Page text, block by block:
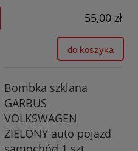
55,00 zł
do koszyka
Bombka szklana
GARBUS
VOLKSWAGEN
ZIELONY auto pojazd